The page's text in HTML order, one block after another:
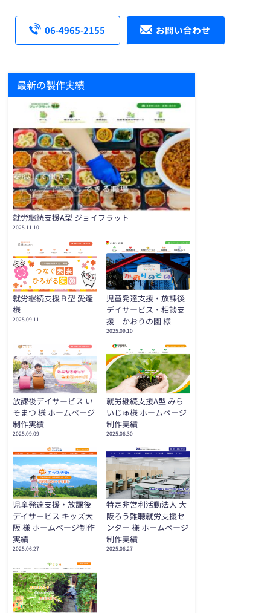
06-4965-2155 お問い合わせ
最新の製作実績
就労継続支援A型 ジョイフラット
2025.11.10
就労継続支援Ｂ型 愛逢
様
2025.09.11
児童発達支援・放課後
デイサービス・相談支
援 かおりの園 様
2025.09.10
放課後デイサービス い
そまつ 様 ホームページ
制作実績
2025.09.09
就労継続支援A型 みら
いじゅ様 ホームページ
制作実績
2025.06.30
児童発達支援・放課後
デイサービス キッズ大
阪 様 ホームページ制作
実績
2025.06.27
特定非営利活動法人 大
阪ろう難聴就労支援セ
ンター 様 ホームページ
制作実績
2025.06.27